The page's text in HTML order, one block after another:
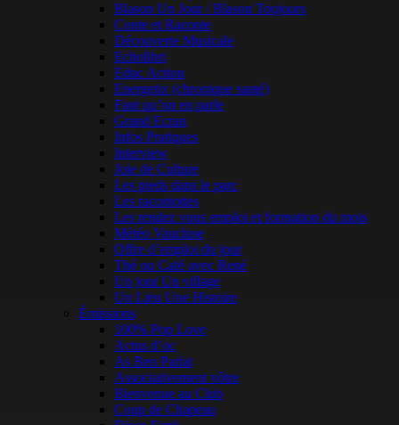
Blason Un Jour / Blason Toujours
Conte et Raconte
Découverte Musicale
Echolibri
Educ Action
Energetix (chronique santé)
Faut qu’on en parle
Grand Ecran
Infos Pratiques
Interview
Joie de Culture
Les pieds dans le parc
Les racontottes
Les rendez vous emploi et formation du mois
Météo Vaucluse
Offre d’emploi du jour
Thé ou Café avec René
Un jour Un village
Un Lieu Une Histoire
Émissions
100% Pop Love
Actus d’oc
As Ben Parlat
Associativement vôtre
Bienvenue au Club
Coup de Chapeau